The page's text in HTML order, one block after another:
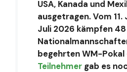
USA, Kanada und
ausgetragen. Vom 11.
Juli 2026 kämpfen 48
begehrten WM-Pokal
Teilnehmer gab es